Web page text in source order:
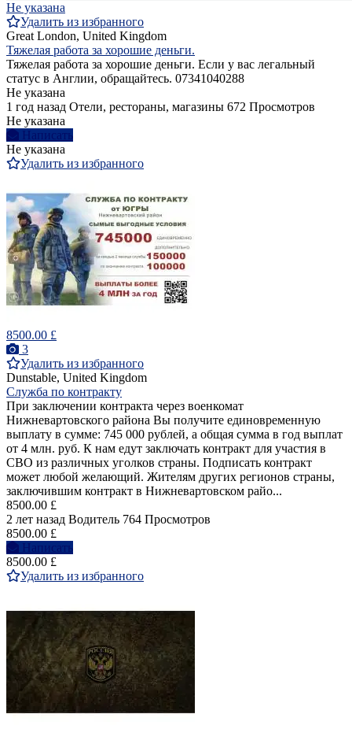
Не указана
Удалить из избранного
Great London, United Kingdom
Тяжелая работа за хорошие деньги.
Тяжелая работа за хорошие деньги. Если у вас легальный
статус в Англии, обращайтесь. 07341040288
Не указана
1 год назад Отели, рестораны, магазины 672 Просмотров
Не указана
Написать
Не указана
Удалить из избранного
8500.00 £
3
Удалить из избранного
Dunstable, United Kingdom
Служба по контракту
При заключении контракта через военкомат
Нижневартовского района Вы получите единовременную
выплату в сумме: 745 000 рублей, а общая сумма в год выплат
от 4 млн. руб. К нам едут заключать контракт для участия в
СВО из различных уголков страны. Подписать контракт
может любой желающий. Жителям других регионов страны,
заключившим контракт в Нижневартовском райо...
8500.00 £
2 лет назад Водитель 764 Просмотров
8500.00 £
Написать
8500.00 £
Удалить из избранного